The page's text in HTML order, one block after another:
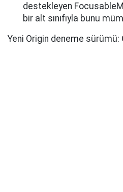
destekleyen
bir alt sınıfıyla bunu
Yeni Origin deneme sürümü: